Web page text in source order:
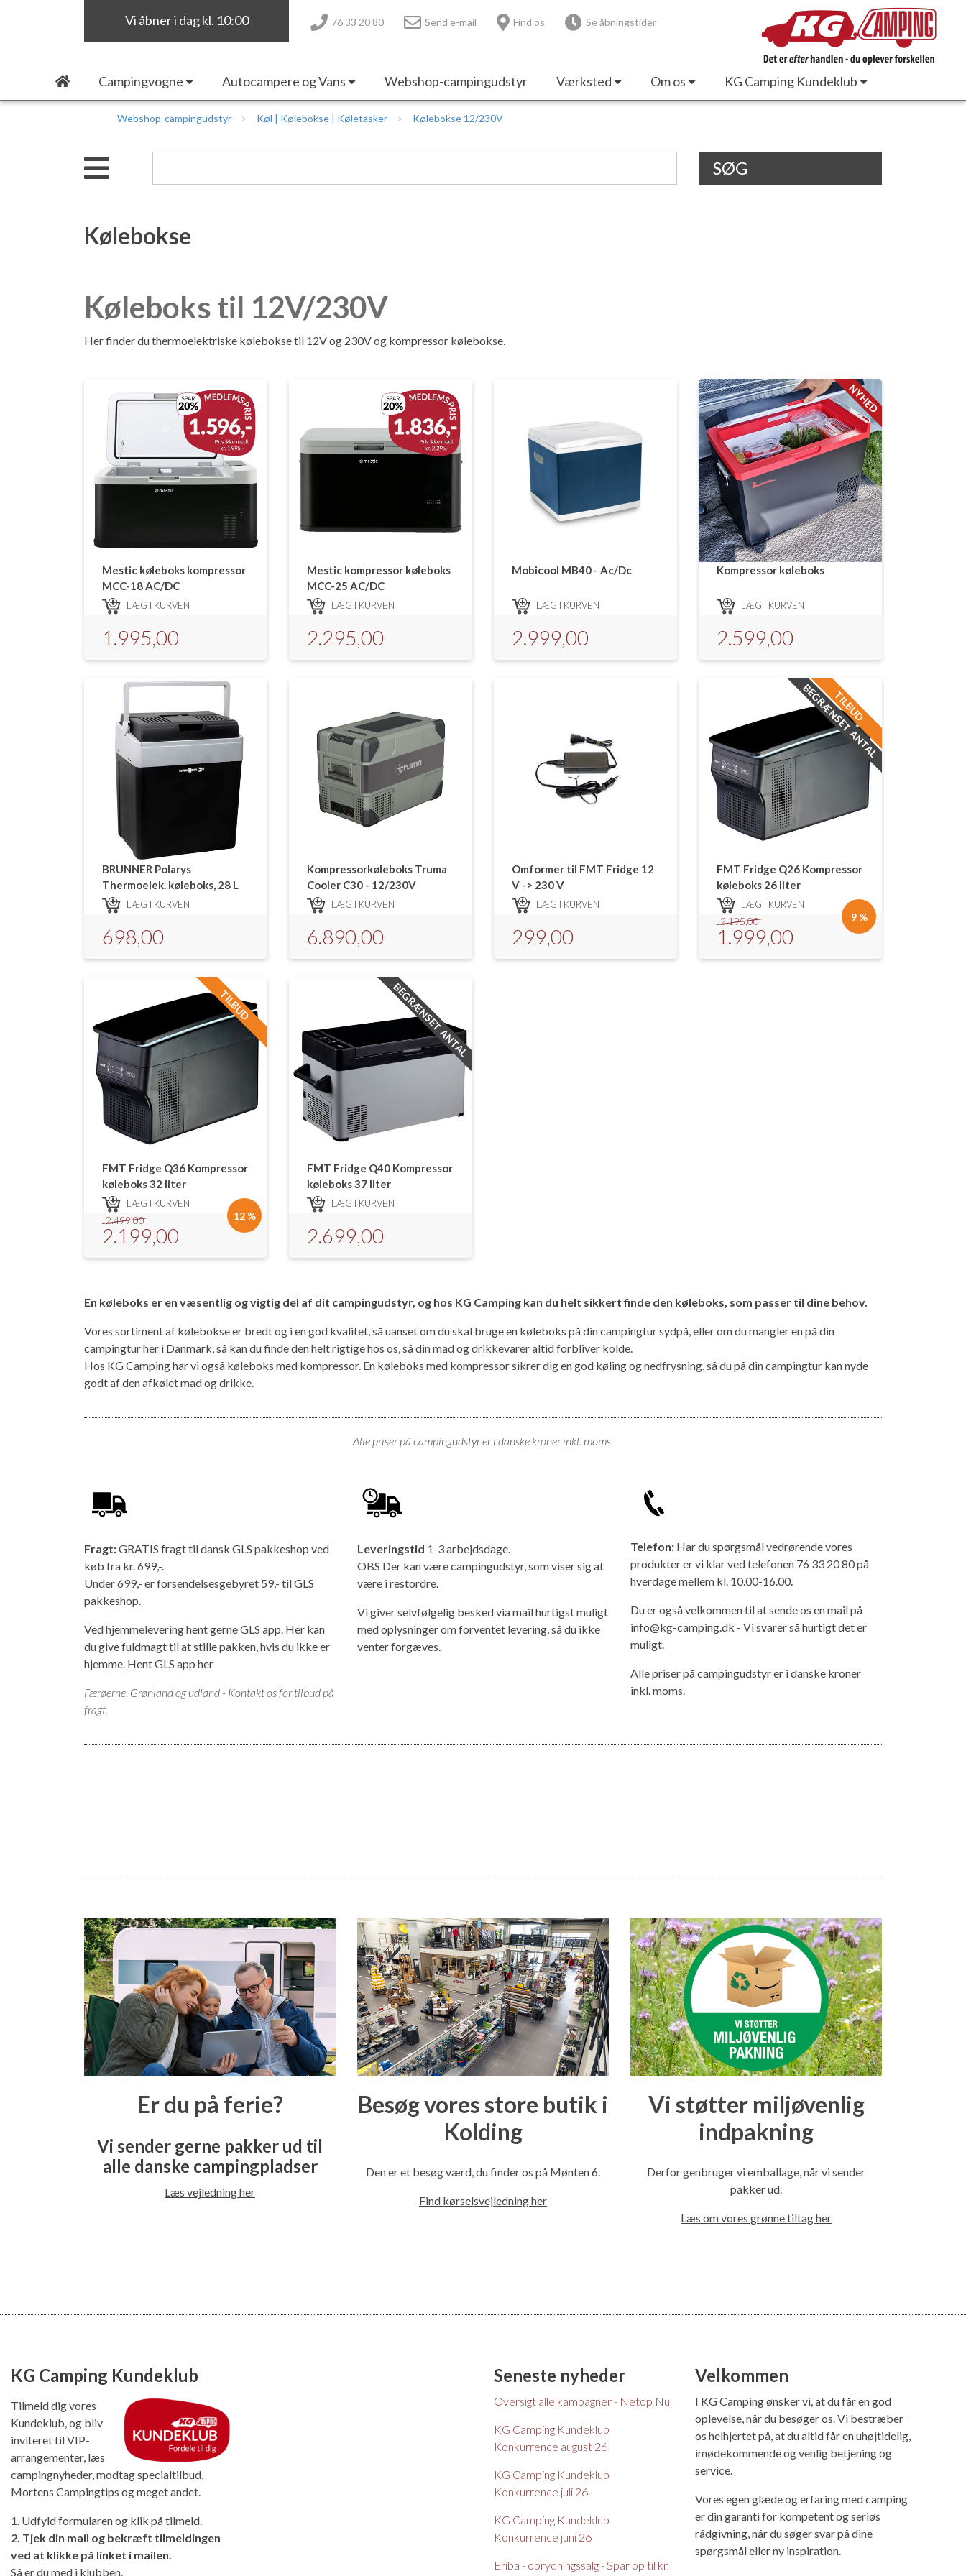
Vi åbner i dag kl. 10:00 76 33 20 80 Send e-mail Find os Se åbningstider
Campingvogne Autocampere og Vans Webshop-campingudstyr Værksted Om os KG Camping Kundeklub
Webshop-campingudstyr Køl | Kølebokse | Køletasker Kølebokse 12/230V
SØG
Kølebokse
Køleboks til 12V/230V
Her finder du thermoelektriske kølebokse til 12V og 230V og kompressor kølebokse.
Mestic køleboks kompressor
MCC-18 AC/DC
LÆG I KURVEN
1.995,00
Mestic kompressor køleboks
MCC-25 AC/DC
LÆG I KURVEN
2.295,00
Mobicool MB40 - Ac/Dc
LÆG I KURVEN
2.999,00
Kompressor køleboks
LÆG I KURVEN
2.599,00
NYHED
BRUNNER Polarys
Thermoelek. køleboks, 28 L
LÆG I KURVEN
698,00
Kompressorkøleboks Truma
Cooler C30 - 12/230V
LÆG I KURVEN
6.890,00
Omformer til FMT Fridge 12
V -> 230 V
LÆG I KURVEN
299,00
FMT Fridge Q26 Kompressor
køleboks 26 liter
LÆG I KURVEN
2.195,00
1.999,00
9 %
TILBUD
BEGRÆNSET ANTAL
FMT Fridge Q36 Kompressor
køleboks 32 liter
LÆG I KURVEN
2.499,00
2.199,00
12 %
TILBUD
FMT Fridge Q40 Kompressor
køleboks 37 liter
LÆG I KURVEN
2.699,00
BEGRÆNSET ANTAL
En køleboks er en væsentlig og vigtig del af dit campingudstyr, og hos KG Camping kan du helt sikkert finde den køleboks, som passer til dine behov.
Vores sortiment af kølebokse er bredt og i en god kvalitet, så uanset om du skal bruge en køleboks på din campingtur sydpå, eller om du mangler en på din
campingtur her i Danmark, så kan du finde den helt rigtige hos os, så din mad og drikkevarer altid forbliver kolde.
Hos KG Camping har vi også køleboks med kompressor. En køleboks med kompressor sikrer dig en god køling og nedfrysning, så du på din campingtur kan nyde
godt af den afkølet mad og drikke.
Alle priser på campingudstyr er i danske kroner inkl. moms.
Fragt:GRATIS fragt til dansk GLS pakkeshop ved
køb fra kr. 699,-.
Under 699,- er forsendelsesgebyret 59,- til GLS
pakkeshop.
Ved hjemmelevering hent gerne GLS app. Her kan
du give fuldmagt til at stille pakken, hvis du ikke er
hjemme. Hent GLS app her
Færøerne, Grønland og udland - Kontakt os for tilbud på
fragt.
Leveringstid 1-3 arbejdsdage.
OBS Der kan være campingudstyr, som viser sig at
være i restordre.
Vi giver selvfølgelig besked via mail hurtigst muligt
med oplysninger om forventet levering, så du ikke
venter forgæves.
Telefon: Har du spørgsmål vedrørende vores
produkter er vi klar ved telefonen 76 33 20 80 på
hverdage mellem kl. 10.00-16.00.
Du er også velkommen til at sende os en mail på
info@kg-camping.dk - Vi svarer så hurtigt det er
muligt.
Alle priser på campingudstyr er i danske kroner
inkl. moms.
Er du på ferie?
Vi sender gerne pakker ud til
alle danske campingpladser
Læs vejledning her
Besøg vores store butik i
Kolding
Den er et besøg værd, du finder os på Mønten 6.
Find kørselsvejledning her
Vi støtter miljøvenlig
indpakning
Derfor genbruger vi emballage, når vi sender
pakker ud.
Læs om vores grønne tiltag her
KG Camping Kundeklub
Tilmeld dig vores
Kundeklub, og bliv
inviteret til VIP-
arrangementer, læs
campingnyheder, modtag specialtilbud,
Mortens Campingtips og meget andet.
1. Udfyld formularen og klik på tilmeld.
2. Tjek din mail og bekræft tilmeldingen
ved at klikke på linket i mailen.
Så er du med i klubben.
Seneste nyheder
Oversigt alle kampagner - Netop Nu
KG Camping Kundeklub
Konkurrence august 26
KG Camping Kundeklub
Konkurrence juli 26
KG Camping Kundeklub
Konkurrence juni 26
Eriba - oprydningssalg - Spar op til kr.
Velkommen
I KG Camping ønsker vi, at du får en god
oplevelse, når du besøger os. Vi bestræber
os helhjertet på, at du altid får en uhøjtidelig,
imødekommende og venlig betjening og
service.
Vores egen glæde og erfaring med camping
er din garanti for kompetent og seriøs
rådgivning, når du søger svar på dine
spørgsmål eller ny inspiration.